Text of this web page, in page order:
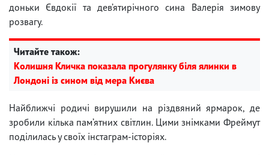
доньки Євдокії та дев’ятирічного сина Валерія зимову
розвагу.
Читайте також:
Колишня Кличка показала прогулянку біля ялинки в
Лондоні із сином від мера Києва
Найближчі родичі вирушили на різдвяний ярмарок, де
зробили кілька пам’ятних світлин. Цими знімками Фреймут
поділилась у своїх інстаграм-історіях.